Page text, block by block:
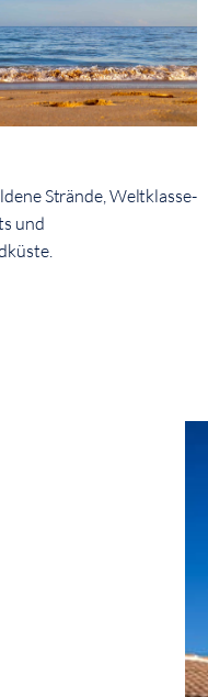
Strände, Weltklasse-
und